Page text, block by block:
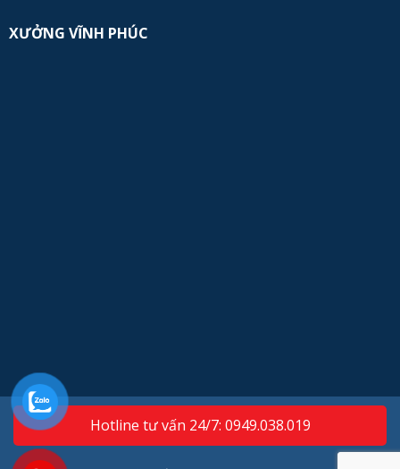
XƯỞNG VĨNH PHÚC
Hotline tư vấn 24/7: 0949.038.019